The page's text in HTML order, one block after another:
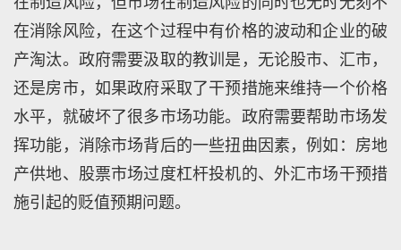
在消除风险，在这个过程中有价格的波动和企业的破
产淘汰。政府需要汲取的教训是，无论股市、汇市，
还是房市，如果政府采取了干预措施来维持一个价格
水平，就破坏了很多市场功能。政府需要帮助市场发
挥功能，消除市场背后的一些扭曲因素，例如：房地
产供地、股票市场过度杠杆投机的、外汇市场干预措
施引起的贬值预期问题。